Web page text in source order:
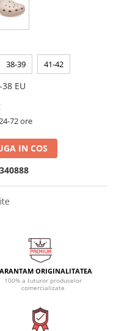
38-39 41-42
EU
72 ore
IN COS
ORIGINALITATEA
100% a tuturor produselor
comercializate